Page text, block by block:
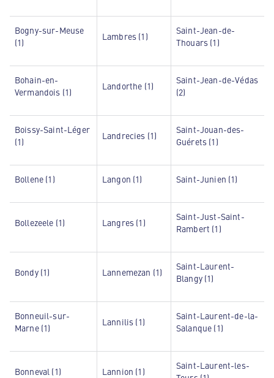
Bogny-sur-Meuse
(1)
Lambres (1)
Saint-Jean-de-
Thouars (1)
Bohain-en-
Vermandois (1)
Landorthe (1)
Saint-Jean-de-Védas
(2)
Boissy-Saint-Léger
(1)
Landrecies (1)
Saint-Jouan-des-
Guérets (1)
Bollene (1) Langon (1) Saint-Junien (1)
Bollezeele (1) Langres (1)
Saint-Just-Saint-
Rambert (1)
Bondy (1) Lannemezan (1)
Saint-Laurent-
Blangy (1)
Bonneuil-sur-
Marne (1)
Lannilis (1)
Saint-Laurent-de-la-
Salanque (1)
Bonneval (1) Lannion (1)
Saint-Laurent-les-